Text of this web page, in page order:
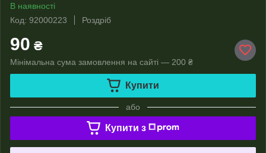
В наявності
Код: 92000223
Роздріб
90 ₴
Мінімальна сума замовлення на сайті — 200 ₴
Купити
або
Купити з